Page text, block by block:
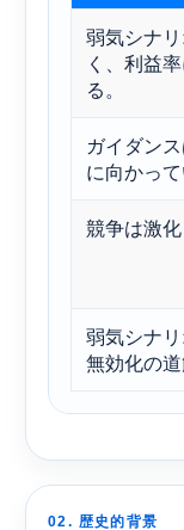
弱気シナ
く、利益
る。
ガイダン
に向かっ
競争は激
弱気シナ
無効化の
02. 歴史的背景